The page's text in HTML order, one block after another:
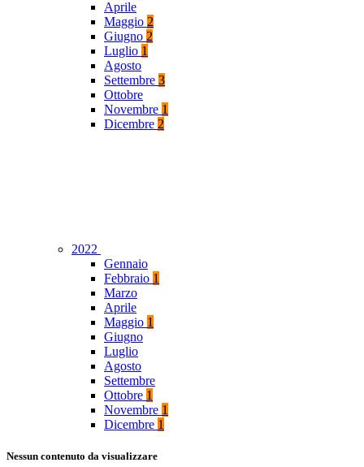
Aprile
Maggio 2
Giugno 2
Luglio 1
Agosto
Settembre 3
Ottobre
Novembre 1
Dicembre 2
2022
Gennaio
Febbraio 1
Marzo
Aprile
Maggio 1
Giugno
Luglio
Agosto
Settembre
Ottobre 1
Novembre 1
Dicembre 1
Nessun contenuto da visualizzare